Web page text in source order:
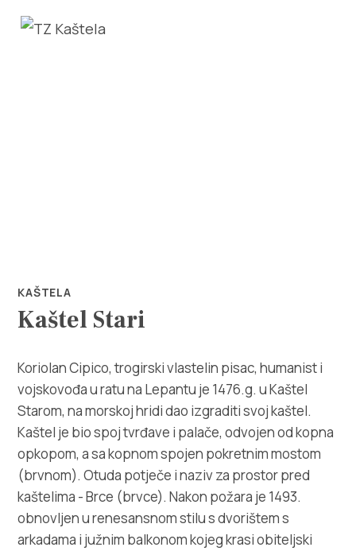
Info
Multimedija
Turistički ured
Safe in Dalmatia
hr
KAŠTELA
Kaštel Stari
Koriolan Cipico, trogirski vlastelin pisac, humanist i
vojskovođa u ratu na Lepantu je 1476.g. u Kaštel
Starom, na morskoj hridi dao izgraditi svoj kaštel.
Kaštel je bio spoj tvrđave i palače, odvojen od kopna
opkopom, a sa kopnom spojen pokretnim mostom
(brvnom). Otuda potječe i naziv za prostor pred
kaštelima - Brce (brvce). Nakon požara je 1493.
obnovljen u renesansnom stilu s dvorištem s
arkadama i južnim balkonom kojeg krasi obiteljski